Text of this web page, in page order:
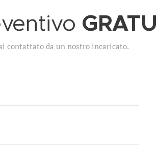
contattato da un nostro incaricato.